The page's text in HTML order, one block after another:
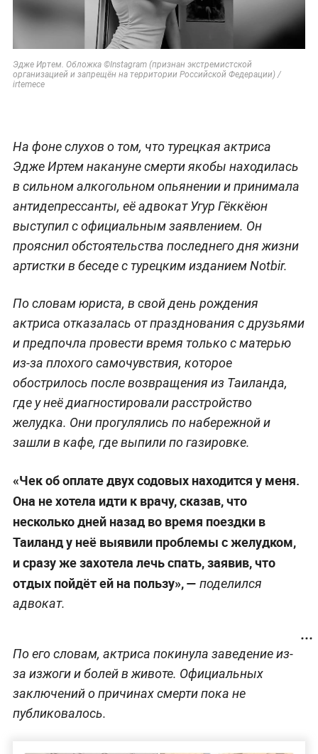
Эдже Иртем. Обложка ©Instagram (признан экстремистской
организацией и запрещён на территории Российской Федерации) /
irtemece
На фоне слухов о том, что турецкая актриса
Эдже Иртем накануне смерти якобы находилась
в сильном алкогольном опьянении и принимала
антидепрессанты, её адвокат Угур Гёккёюн
выступил с официальным заявлением. Он
прояснил обстоятельства последнего дня жизни
артистки в беседе с турецким изданием Notbir.
По словам юриста, в свой день рождения
актриса отказалась от празднования с друзьями
и предпочла провести время только с матерью
из-за плохого самочувствия, которое
обострилось после возвращения из Таиланда,
где у неё диагностировали расстройство
желудка. Они прогулялись по набережной и
зашли в кафе, где выпили по газировке.
«Чек об оплате двух содовых находится у меня.
Она не хотела идти к врачу, сказав, что
несколько дней назад во время поездки в
Таиланд у неё выявили проблемы с желудком,
и сразу же захотела лечь спать, заявив, что
отдых пойдёт ей на пользу», — поделился
адвокат.
По его словам, актриса покинула заведение из-
за изжоги и болей в животе. Официальных
заключений о причинах смерти пока не
публиковалось.